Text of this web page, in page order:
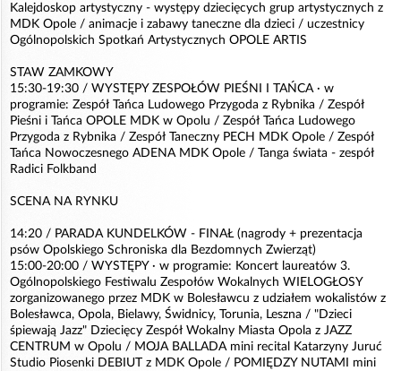
Kalejdoskop artystyczny - występy dziecięcych grup artystycznych z
MDK Opole / animacje i zabawy taneczne dla dzieci / uczestnicy
Ogólnopolskich Spotkań Artystycznych OPOLE ARTIS
STAW ZAMKOWY
15:30-19:30 / WYSTĘPY ZESPOŁÓW PIEŚNI I TAŃCA · w
programie: Zespół Tańca Ludowego Przygoda z Rybnika / Zespół
Pieśni i Tańca OPOLE MDK w Opolu / Zespół Tańca Ludowego
Przygoda z Rybnika / Zespół Taneczny PECH MDK Opole / Zespół
Tańca Nowoczesnego ADENA MDK Opole / Tanga świata - zespół
Radici Folkband
SCENA NA RYNKU
14:20 / PARADA KUNDELKÓW - FINAŁ (nagrody + prezentacja
psów Opolskiego Schroniska dla Bezdomnych Zwierząt)
15:00-20:00 / WYSTĘPY · w programie: Koncert laureatów 3.
Ogólnopolskiego Festiwalu Zespołów Wokalnych WIELOGŁOSY
zorganizowanego przez MDK w Bolesławcu z udziałem wokalistów z
Bolesławca, Opola, Bielawy, Świdnicy, Torunia, Leszna / "Dzieci
śpiewają Jazz" Dziecięcy Zespół Wokalny Miasta Opola z JAZZ
CENTRUM w Opolu / MOJA BALLADA mini recital Katarzyny Juruć
Studio Piosenki DEBIUT z MDK Opole / POMIĘDZY NUTAMI mini